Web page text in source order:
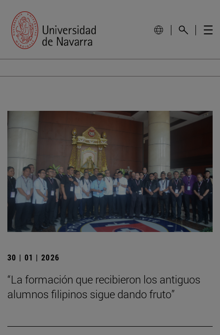
30 | 01 | 2026
“La formación que recibieron los antiguos
alumnos filipinos sigue dando fruto”